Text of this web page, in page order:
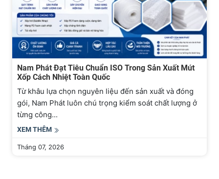
Nam Phát Đạt Tiêu Chuẩn ISO Trong Sản Xuất Mút
Xốp Cách Nhiệt Toàn Quốc
Từ khâu lựa chọn nguyên liệu đến sản xuất và đóng
gói, Nam Phát luôn chú trọng kiểm soát chất lượng ở
từng công...
XEM THÊM
Tháng 07, 2026